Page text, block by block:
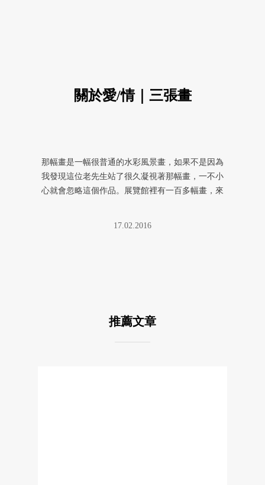
關於愛/情｜三張畫
那幅畫是一幅很普通的水彩風景畫，如果不是因為
我發現這位老先生站了很久凝視著那幅畫，一不小
心就會忽略這個作品。展覽館裡有一百多幅畫，來
17.02.2016
推薦文章